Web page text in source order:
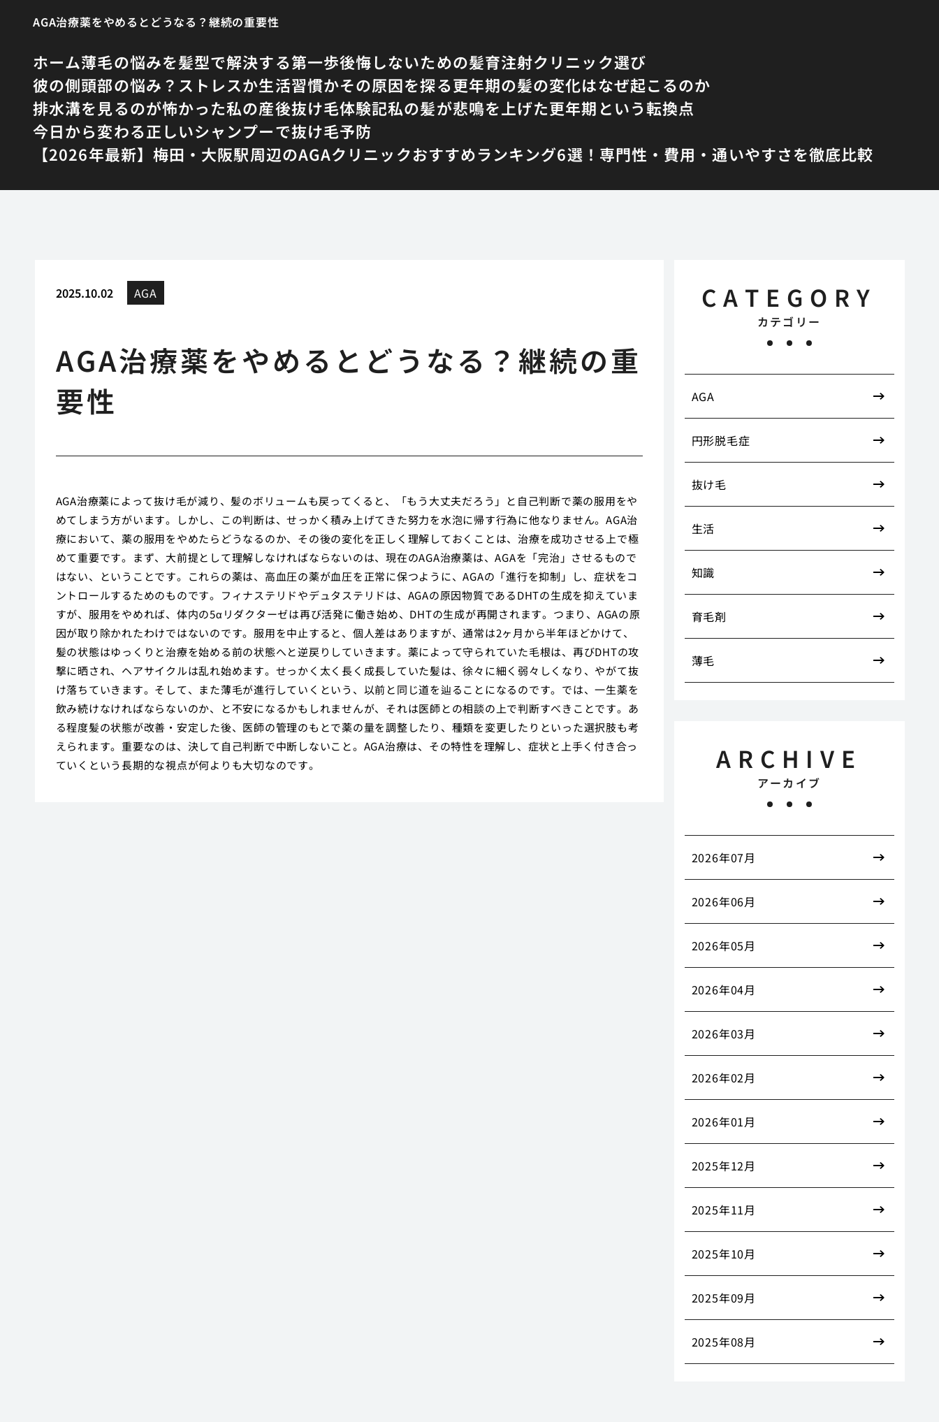
AGA治療薬をやめるとどうなる？継続の重要性
ホーム薄毛の悩みを髪型で解決する第一歩後悔しないための髪育注射クリニック選び
彼の側頭部の悩み？ストレスか生活習慣かその原因を探る更年期の髪の変化はなぜ起こるのか
排水溝を見るのが怖かった私の産後抜け毛体験記私の髪が悲鳴を上げた更年期という転換点
今日から変わる正しいシャンプーで抜け毛予防
【2026年最新】梅田・大阪駅周辺のAGAクリニックおすすめランキング6選！専門性・費用・通いやすさを徹底比較
2025.10.02 AGA
AGA治療薬をやめるとどうなる？継続の重
要性
AGA治療薬によって抜け毛が減り、髪のボリュームも戻ってくると、「もう大丈夫だろう」と自己判断で薬の服用をや
めてしまう方がいます。しかし、この判断は、せっかく積み上げてきた努力を水泡に帰す行為に他なりません。AGA治
療において、薬の服用をやめたらどうなるのか、その後の変化を正しく理解しておくことは、治療を成功させる上で極
めて重要です。まず、大前提として理解しなければならないのは、現在のAGA治療薬は、AGAを「完治」させるもので
はない、ということです。これらの薬は、高血圧の薬が血圧を正常に保つように、AGAの「進行を抑制」し、症状をコ
ントロールするためのものです。フィナステリドやデュタステリドは、AGAの原因物質であるDHTの生成を抑えていま
すが、服用をやめれば、体内の5αリダクターゼは再び活発に働き始め、DHTの生成が再開されます。つまり、AGAの原
因が取り除かれたわけではないのです。服用を中止すると、個人差はありますが、通常は2ヶ月から半年ほどかけて、
髪の状態はゆっくりと治療を始める前の状態へと逆戻りしていきます。薬によって守られていた毛根は、再びDHTの攻
撃に晒され、ヘアサイクルは乱れ始めます。せっかく太く長く成長していた髪は、徐々に細く弱々しくなり、やがて抜
け落ちていきます。そして、また薄毛が進行していくという、以前と同じ道を辿ることになるのです。では、一生薬を
飲み続けなければならないのか、と不安になるかもしれませんが、それは医師との相談の上で判断すべきことです。あ
る程度髪の状態が改善・安定した後、医師の管理のもとで薬の量を調整したり、種類を変更したりといった選択肢も考
えられます。重要なのは、決して自己判断で中断しないこと。AGA治療は、その特性を理解し、症状と上手く付き合っ
ていくという長期的な視点が何よりも大切なのです。
CATEGORY
カテゴリー
AGA
円形脱毛症
抜け毛
生活
知識
育毛剤
薄毛
ARCHIVE
アーカイブ
2026年07月
2026年06月
2026年05月
2026年04月
2026年03月
2026年02月
2026年01月
2025年12月
2025年11月
2025年10月
2025年09月
2025年08月